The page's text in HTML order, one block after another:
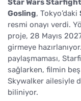
Star Wars
Gosling, Tokyo’daki
resmi onayı verdi.
proje, 28 Mayıs
girmeye
paylaşmaması,
sağlarken, filmin
Skywalker ailesiyle
biliniyor.